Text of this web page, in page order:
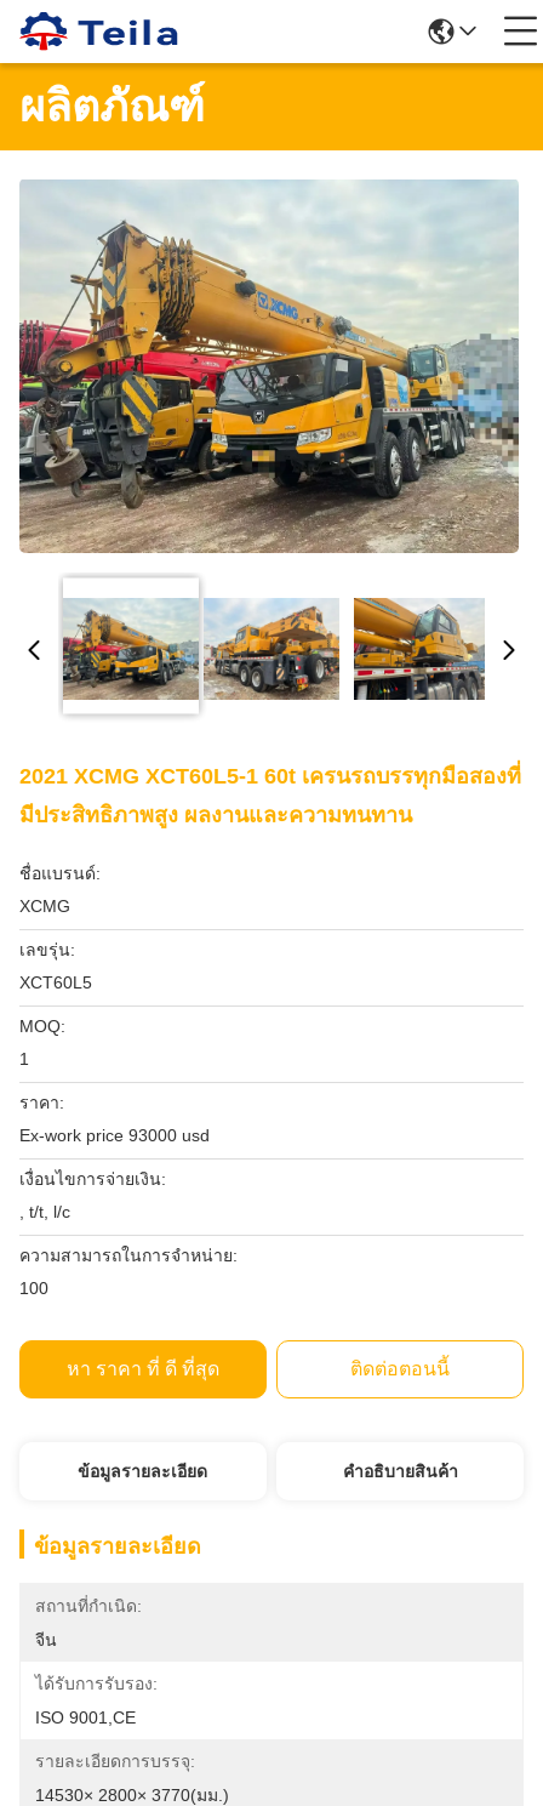
ผลิตภัณฑ์
2021 XCMG XCT60L5-1 60t เครนรถบรรทุกมือสองที่
มีประสิทธิภาพสูง ผลงานและความทนทาน
ชื่อแบรนด์:
XCMG
เลขรุ่น:
XCT60L5
MOQ:
1
ราคา:
Ex-work price 93000 usd
เงื่อนไขการจ่ายเงิน:
, t/t, l/c
ความสามารถในการจําหน่าย:
100
หา ราคา ที่ ดี ที่สุด ติดต่อตอนนี้
ข้อมูลรายละเอียด คําอธิบายสินค้า
ข้อมูลรายละเอียด
สถานที่กำเนิด:
จีน
ได้รับการรับรอง:
ISO 9001,CE
รายละเอียดการบรรจุ:
14530× 2800× 3770(มม.)